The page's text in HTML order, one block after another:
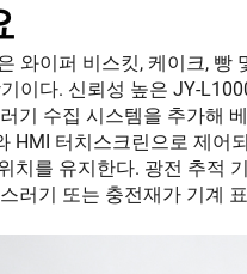
와이퍼 비스킷, 케이크,
이다. 신뢰성 높은 JY-
기 수집 시스템을 추가해
HMI 터치스크린으로 제어
치를 유지한다. 광전 추적
러기 또는 충전재가 기계